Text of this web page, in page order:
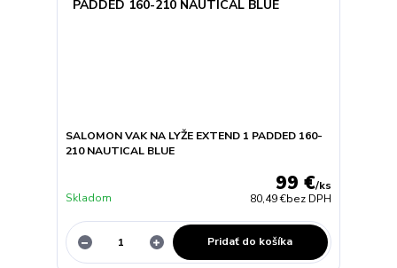
SALOMON VAK NA LYŽE EXTEND 1 PADDED 160-
210 NAUTICAL BLUE
99 €/ks
80,49 €bez DPH
Skladom
Pridať do košíka